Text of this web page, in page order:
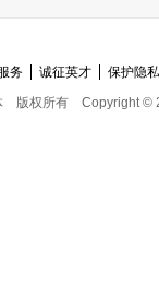
务 诚征英才
保护隐
版权所有 Copyright ©